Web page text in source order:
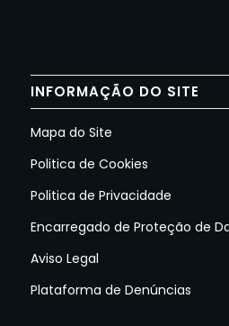
INFORMAÇÃO DO SITE
Mapa do Site
Politica de Cookies
Politica de Privacidade
Encarregado de Proteção de
Aviso Legal
Plataforma de Denúncias